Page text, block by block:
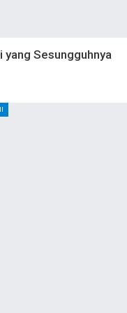
yang Sesungguhnya